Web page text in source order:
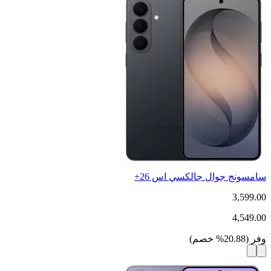
سامسونج جوال جالكسي اس 26+
3,599.00
4,549.00
وفر (
20.88
% خصم)